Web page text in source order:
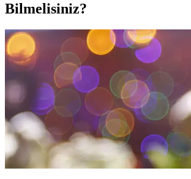
Bilmelisiniz?